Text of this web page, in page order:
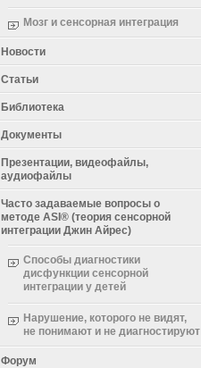
Мозг и сенсорная интеграция
Новости
Статьи
Библиотека
Документы
Презентации, видеофайлы,
аудиофайлы
Часто задаваемые вопросы о
методе ASI® (теория сенсорной
интеграции Джин Айрес)
Способы диагностики
дисфункции сенсорной
интеграции у детей
Нарушение, которого не видят,
не понимают и не диагностируют
Форум